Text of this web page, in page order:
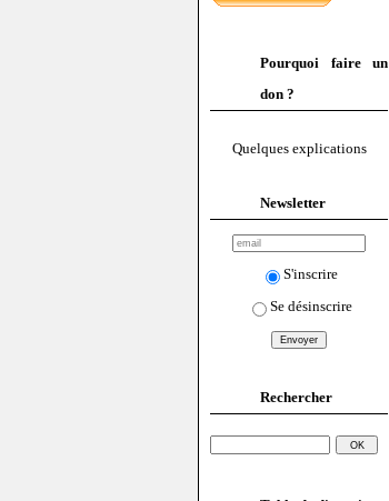
Pourquoi faire un
don ?
Quelques explications
Newsletter
S'inscrire
Se désinscrire
Rechercher